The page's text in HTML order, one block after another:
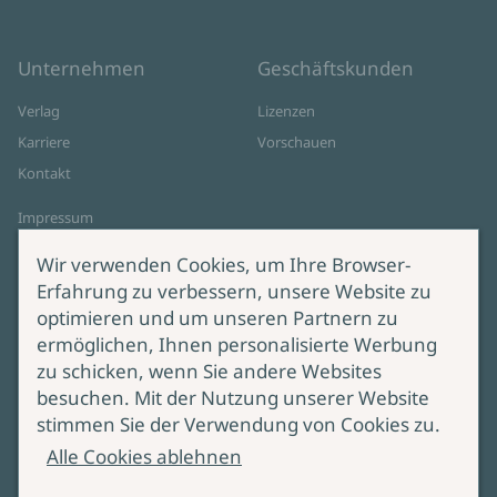
Unternehmen
Verlag
Karriere
Kontakt
Impressum
Cookie-Einstellungen
AGB Online Shop
Geschäftskunden
Lizenzen
Vorschauen
Service
Lieferung & Versand
Produktsicherheit
Bei Fragen zur Produktsicherheit
wenden Sie sich bitte an
Wir verwenden Cookies, um Ihre Browser-
Erfahrung zu verbessern, unsere Website zu
optimieren und um unseren Partnern zu
ermöglichen, Ihnen personalisierte Werbung
zu schicken, wenn Sie andere Websites
besuchen. Mit der Nutzung unserer Website
stimmen Sie der Verwendung von Cookies zu.
Alle Cookies ablehnen